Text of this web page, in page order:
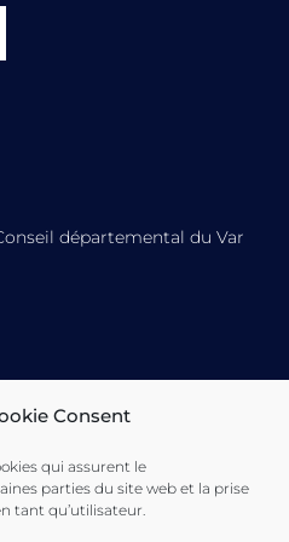
Consent
qui assurent le
parties du site web et la prise
tant qu’utilisateur.
départemental du Var
Saint-Mandrier